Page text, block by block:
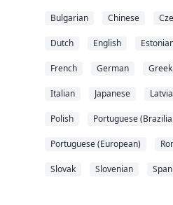
Bulgarian Chinese
Dutch English
French German Greek
Italian Japanese
Polish Portuguese
Portuguese (European)
Slovak Slovenian